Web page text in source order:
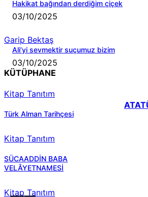
Hakikat bağından derdiğim çiçek
03/10/2025
Garip Bektaş
Ali’yi sevmektir suçumuz bizim
03/10/2025
KÜTÜPHANE
Kitap Tanıtım
Türk Alman Tarihçesi
Kitap Tanıtım
SÜCAADDİN BABA
VELÂYETNAMESİ
Kitap Tanıtım